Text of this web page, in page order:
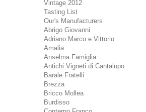
Vintage 2012
Tasting List
Our's Manufacturers
Abrigo Giovanni
Adriano Marco e Vittorio
Amalia
Anselma Famiglia
Antichi Vigneti di Cantalupo
Barale Fratelli
Brezza
Bricco Mollea
Burdisso